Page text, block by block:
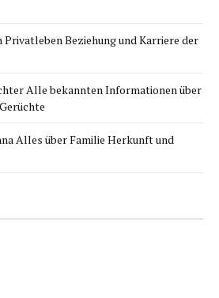
Beziehung und Karriere der
Alle bekannten Informationen über
Alles über Familie Herkunft und